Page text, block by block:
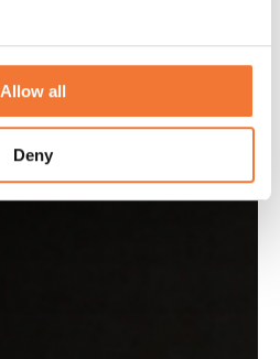
Allow all
Deny